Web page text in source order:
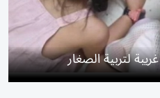
لتربية الصغار